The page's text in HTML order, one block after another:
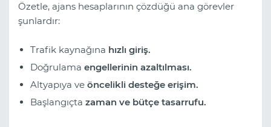
Özetle, ajans hesaplarının çözdüğü ana görevler
şunlardır:
Trafik kaynağına hızlı giriş.
Doğrulama engellerinin azaltılması.
Altyapıya ve öncelikli desteğe erişim.
Başlangıçta zaman ve bütçe tasarrufu.